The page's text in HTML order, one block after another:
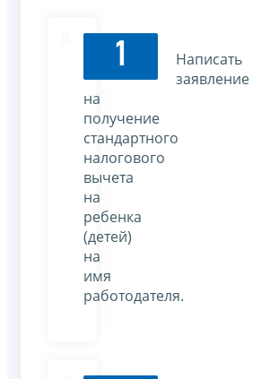
1
Написать
заявление
на
получение
стандартного
налогового
вычета
на
ребенка
(детей)
на
имя
работодателя.